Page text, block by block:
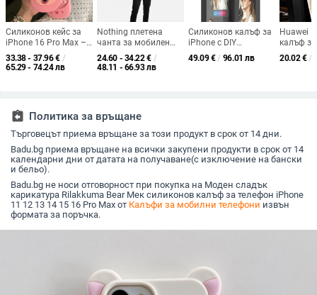
Силиконов кейс за
iPhone 16 Pro Max –
сладък мотив с роза,
ударопоглъщащ
33.38 - 37.96€ /
65.29 - 74.24 лв
Nothing плетена
чанта за мобилен
телефон за всички
модели – 3D плетена
падане
24.60 - 34.22€ /
48.11 - 66.93 лв
Силиконов калъф за
iPhone с DIY
изображения, инк-
екран дизайн,
49.09€ / 96.01 лв
Huawei
калъф
шарки,
20.02€ /
assignment_return Политика за връщане
Търговецът приема връщане за този продукт в срок от 14 дни.
Badu.bg приема връщане на всички закупени продукти в срок от 14
календарни дни от датата на получаване(с изключение на бански
и бельо).
Badu.bg не носи отговорност при покупка на Моден сладък
карикатура Rilakkuma Bear Мек силиконов калъф за телефон iPhone
11 12 13 14 15 16 Pro Max от Калъфи за мобилни телефони извън
формата за поръчка.